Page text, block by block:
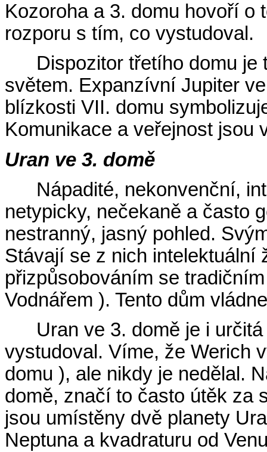
Kozoroha a 3. domu hovoří o
rozporu s tím, co vystudoval.
Dispozitor třetího domu
světem. Expanzívní Jupiter
blízkosti VII. domu
Komunikace a veřejnost jsou
Uran ve 3. domě
Nápadité, nekonvenční,
netypicky, nečekaně a často
nestranný, jasný pohled.
Stávají se z nich intelektuální
přizpůsobováním se
Vodnářem ). Tento dům
Uran ve 3. domě je i
vystudoval. Víme, že Werich
domu ), ale nikdy je nedělal.
domě, značí to často útěk za
jsou umístěny dvě planety
Neptuna a kvadraturu od